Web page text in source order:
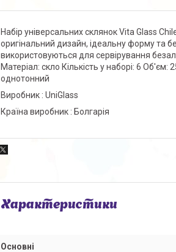
Набір універсальних склянок Vita Glass
оригінальний дизайн, ідеальну форму та
використовуються для сервірування
Матеріал: скло Кількість у наборі: 6
однотонний
Виробник : UniGlass
Країна виробник : Болгарія
Характеристики
Основні